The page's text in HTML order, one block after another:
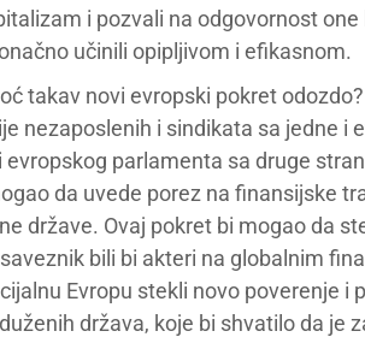
i pozvali na odgovornost
učinili opipljivom i efikasnom.
takav novi evropski pokret
nezaposlenih i sindikata sa jedne i
evropskog parlamenta sa druge
da uvede porez na finansijske
države. Ovaj pokret bi mogao da
bili bi akteri na globalnim
Evropu stekli novo poverenje i
država, koje bi shvatilo da je